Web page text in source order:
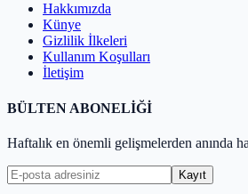
Hakkımızda
Künye
Gizlilik İlkeleri
Kullanım Koşulları
İletişim
BÜLTEN ABONELİĞİ
Haftalık en önemli gelişmelerden anında
Kayıt